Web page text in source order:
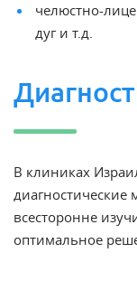
челюстно-
дуг и т.д.
В клиниках
всесторонне
оптимальное